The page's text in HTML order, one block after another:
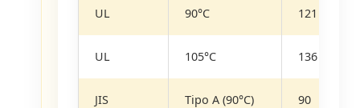
UL 90°C 121
UL 105°C 136
JIS Tipo A (90°C) 90